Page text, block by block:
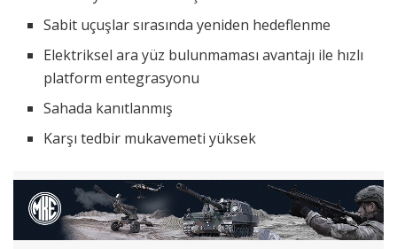
Sabit uçuşlar sırasında yeniden hedeflenme
Elektriksel ara yüz bulunmaması avantajı ile hızlı
platform entegrasyonu
Sahada kanıtlanmış
Karşı tedbir mukavemeti yüksek